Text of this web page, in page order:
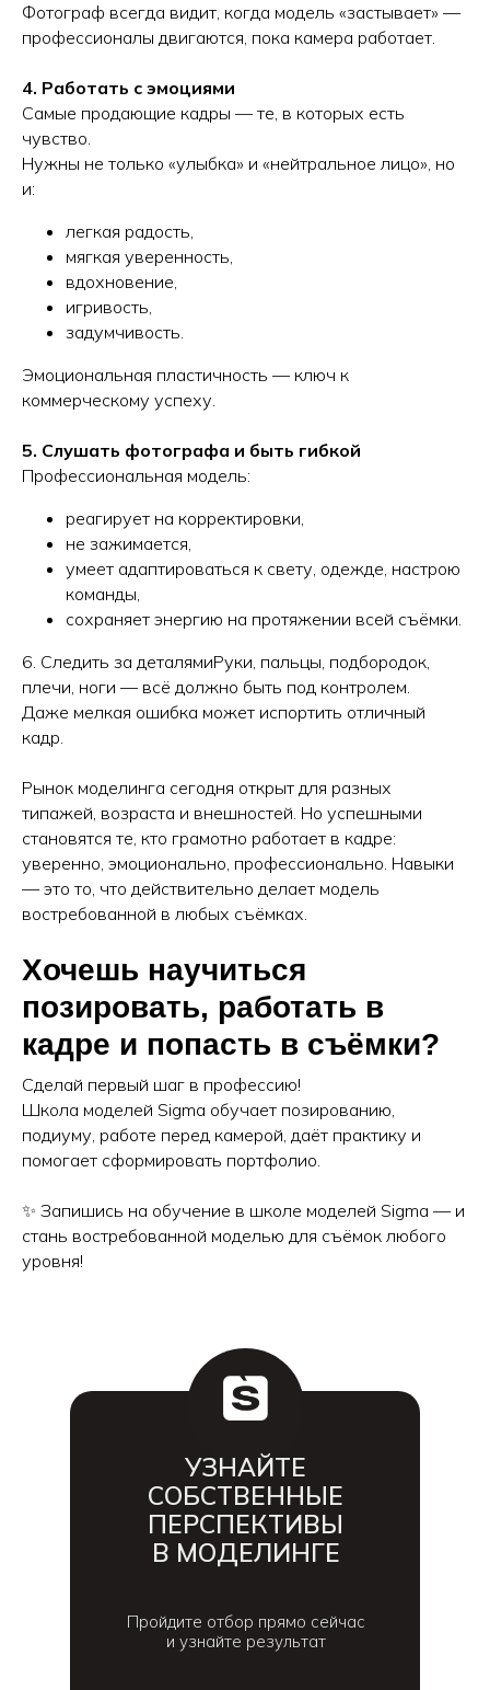
Фотограф всегда видит, когда модель «застывает» —
профессионалы двигаются, пока камера работает.
4. Работать с эмоциями
Самые продающие кадры — те, в которых есть
чувство.
Нужны не только «улыбка» и «нейтральное лицо», но
и:
легкая радость,
мягкая уверенность,
вдохновение,
игривость,
задумчивость.
Эмоциональная пластичность — ключ к
коммерческому успеху.
5. Слушать фотографа и быть гибкой
Профессиональная модель:
реагирует на корректировки,
не зажимается,
умеет адаптироваться к свету, одежде, настрою
команды,
сохраняет энергию на протяжении всей съёмки.
6. Следить за деталямиРуки, пальцы, подбородок,
плечи, ноги — всё должно быть под контролем.
Даже мелкая ошибка может испортить отличный
кадр.
Рынок моделинга сегодня открыт для разных
типажей, возраста и внешностей. Но успешными
становятся те, кто грамотно работает в кадре:
уверенно, эмоционально, профессионально. Навыки
— это то, что действительно делает модель
востребованной в любых съёмках.
Хочешь научиться
позировать, работать в
кадре и попасть в съёмки?
Сделай первый шаг в профессию!
Школа моделей Sigma обучает позированию,
подиуму, работе перед камерой, даёт практику и
помогает сформировать портфолио.
✨ Запишись на обучение в школе моделей Sigma — и
стань востребованной моделью для съёмок любого
уровня!
Пройдите отбор прямо сейчас
и узнайте результат
УЗНАЙТЕ
СОБСТВЕННЫЕ
ПЕРСПЕКТИВЫ
В МОДЕЛИНГЕ